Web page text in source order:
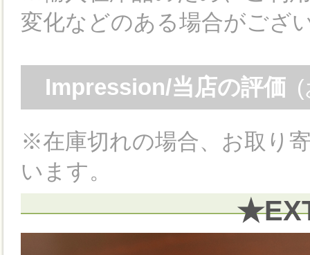
変化などのある場合がござ
Impression/当店の評価
※在庫切れの場合、お取り
います。